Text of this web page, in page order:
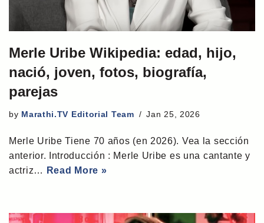
Merle Uribe Wikipedia: edad, hijo,
nació, joven, fotos, biografía,
parejas
by Marathi.TV Editorial Team Jan 25, 2026
Merle Uribe Tiene 70 años (en 2026). Vea la sección
anterior. Introducción : Merle Uribe es una cantante y
actriz…
Read More »